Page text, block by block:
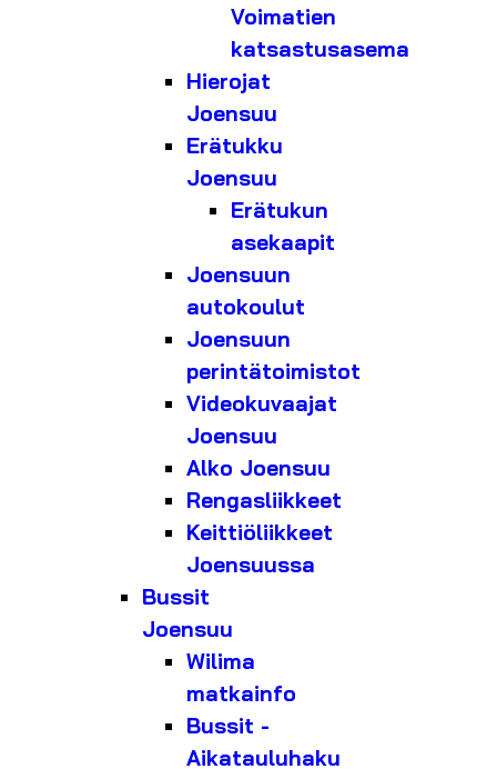
Voimatien
katsastusasema
Hierojat
Joensuu
Erätukku
Joensuu
Erätukun
asekaapit
Joensuun
autokoulut
Joensuun
perintätoimistot
Videokuvaajat
Joensuu
Alko Joensuu
Rengasliikkeet
Keittiöliikkeet
Joensuussa
Bussit
Joensuu
Wilima
matkainfo
Bussit -
Aikatauluhaku